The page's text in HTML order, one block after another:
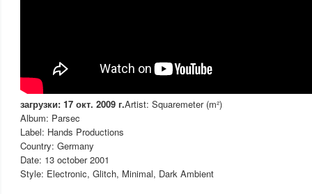
загрузки: 17 окт. 2009 г.Artist: Squaremeter (m²)
Album: Parsec
Label: Hands Productions
Country: Germany
Date: 13 october 2001
Style: Electronic, Glitch, Minimal, Dark Ambient